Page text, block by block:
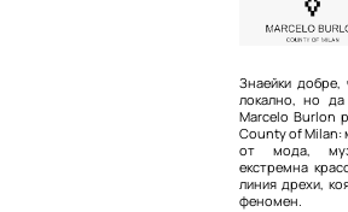
Знаейки
локално, но да
Marcelo Burlon
County of Milan:
от мода,
екстремна
линия дрехи,
феномен.